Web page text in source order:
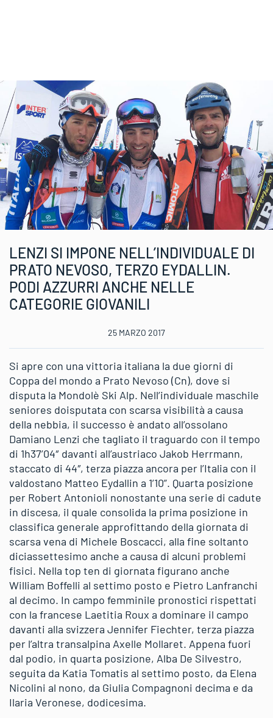
LENZI SI IMPONE NELL’INDIVIDUALE DI
PRATO NEVOSO, TERZO EYDALLIN.
PODI AZZURRI ANCHE NELLE
CATEGORIE GIOVANILI
25 MARZO 2017
Si apre con una vittoria italiana la due giorni di
Coppa del mondo a Prato Nevoso (Cn), dove si
disputa la Mondolè Ski Alp. Nell’individuale maschile
seniores doisputata con scarsa visibilità a causa
della nebbia, il successo è andato all’ossolano
Damiano Lenzi che tagliato il traguardo con il tempo
di 1h37’04″ davanti all’austriaco Jakob Herrmann,
staccato di 44″, terza piazza ancora per l’Italia con il
valdostano Matteo Eydallin a 1’10”. Quarta posizione
per Robert Antonioli nonostante una serie di cadute
in discesa, il quale consolida la prima posizione in
classifica generale approfittando della giornata di
scarsa vena di Michele Boscacci, alla fine soltanto
diciassettesimo anche a causa di alcuni problemi
fisici. Nella top ten di giornata figurano anche
William Boffelli al settimo posto e Pietro Lanfranchi
al decimo. In campo femminile pronostici rispettati
con la francese Laetitia Roux a dominare il campo
davanti alla svizzera Jennifer Fiechter, terza piazza
per l’altra transalpina Axelle Mollaret. Appena fuori
dal podio, in quarta posizione, Alba De Silvestro,
seguita da Katia Tomatis al settimo posto, da Elena
Nicolini al nono, da Giulia Compagnoni decima e da
Ilaria Veronese, dodicesima.